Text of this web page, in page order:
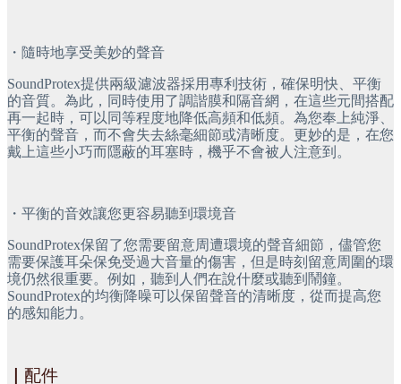
・隨時地享受美妙的聲音
SoundProtex提供兩級濾波器採用專利技術，確保明快、平衡
的音質。為此，同時使用了調諧膜和隔音網，在這些元間搭配
再一起時，可以同等程度地降低高頻和低頻。為您奉上純淨、
平衡的聲音，而不會失去絲毫細節或清晰度。更妙的是，在您
戴上這些小巧而隱蔽的耳塞時，機乎不會被人注意到。
・平衡的音效讓您更容易聽到環境音
SoundProtex保留了您需要留意周遭環境的聲音細節，儘管您
需要保護耳朵保免受過大音量的傷害，但是時刻留意周圍的環
境仍然很重要。例如，聽到人們在說什麼或聽到鬧鐘。
SoundProtex的均衡降噪可以保留聲音的清晰度，從而提高您
的感知能力。
配件